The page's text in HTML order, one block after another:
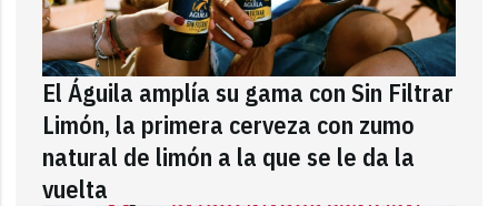
El Águila amplía su gama con Sin Filtrar
Limón, la primera cerveza con zumo
natural de limón a la que se le da la
vuelta